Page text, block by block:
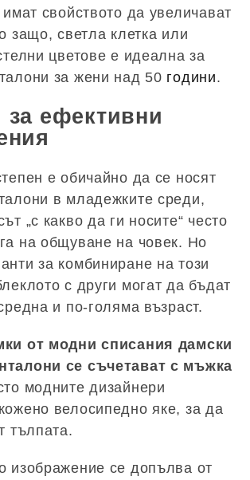
свойството да увеличават
защо, светла клетка или
цветове е идеална за
за жени над 50 години.
ефективни
е обичайно да се носят
в младежките среди,
„с какво да ги носите“ често
на общуване на човек. Но
за комбиниране на този
с други могат да бъдат
и по-голяма възраст.
от модни списания дамски
се съчетават с мъжка
модните дизайнери
велосипедно яке, за да
тълпата.
изображение се допълва от